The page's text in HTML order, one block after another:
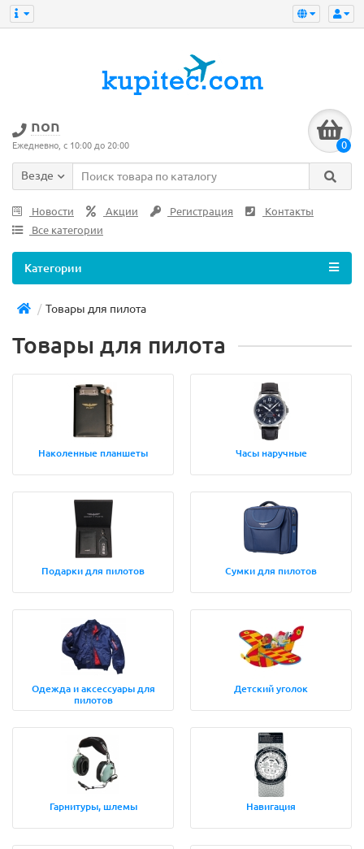
non
Ежедневно, с 10:00 до 20:00 0
Везде
Новости Акции Регистрация
Контакты
Все категории
Категории
Товары для пилота
Товары для пилота
Наколенные планшеты Часы наручные
Подарки для пилотов Сумки для пилотов
Одежда и аксессуары для
пилотов
Детский уголок
Гарнитуры, шлемы Навигация